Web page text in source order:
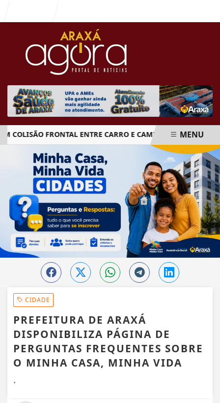
FRONTAL ENTRE CARRO E CAMINHÃO NA BR-262
EM ALTA
MENU
CIDADE
PREFEITURA DE ARAXÁ
DISPONIBILIZA PÁGINA DE
PERGUNTAS FREQUENTES SOBRE
O MINHA CASA, MINHA VIDA
.